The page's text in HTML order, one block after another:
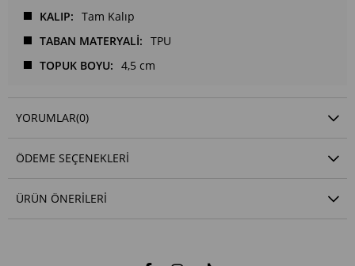
KALIP
Tam Kalıp
TABAN MATERYALİ
TPU
TOPUK BOYU
4,5 cm
YORUMLAR(0)
ÖDEME SEÇENEKLERI
ÜRÜN ÖNERILERI